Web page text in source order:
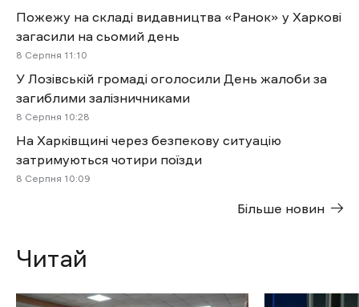
Пожежу на складі видавництва «Ранок» у Харкові
загасили на сьомий день
8 Cерпня 11:10
У Лозівській громаді оголосили День жалоби за
загиблими залізничниками
8 Cерпня 10:28
На Харківщині через безпекову ситуацію
затримуються чотири поїзди
8 Cерпня 10:09
Більше новин
Читай